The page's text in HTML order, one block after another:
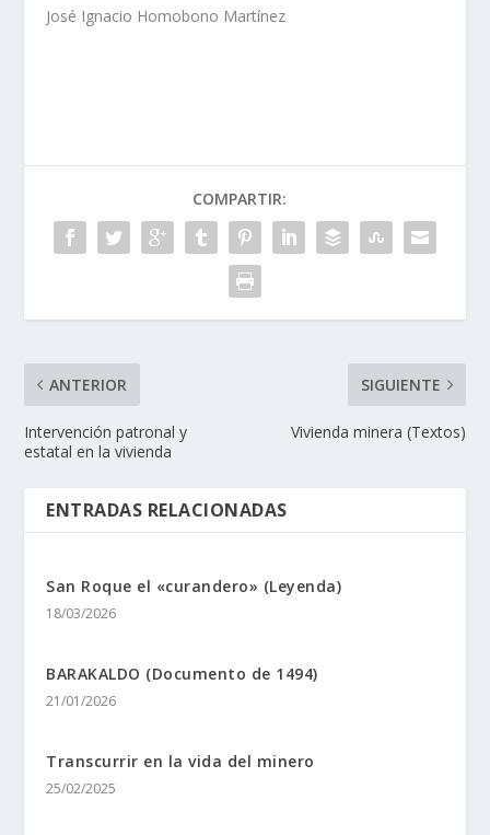
José Ignacio Homobono Martínez
COMPARTIR:
ANTERIOR
Intervención patronal y
estatal en la vivienda
SIGUIENTE
Vivienda minera (Textos)
ENTRADAS RELACIONADAS
San Roque el «curandero» (Leyenda)
18/03/2026
BARAKALDO (Documento de 1494)
21/01/2026
Transcurrir en la vida del minero
25/02/2025